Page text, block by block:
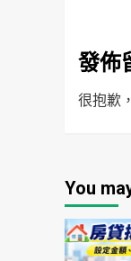
發佈
很抱歉
You